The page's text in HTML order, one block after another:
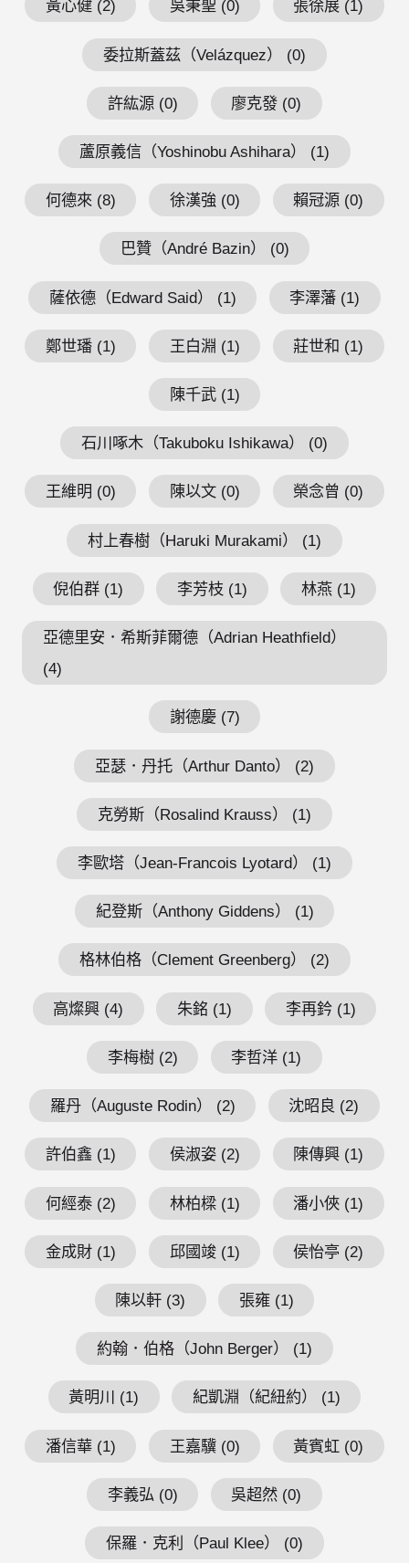
黃心健 (2) 吳秉聖 (0) 張徐展 (1)
委拉斯蓋茲（Velázquez） (0)
許紘源 (0) 廖克發 (0)
蘆原義信（Yoshinobu Ashihara） (1)
何德來 (8) 徐漢強 (0) 賴冠源 (0)
巴贊（André Bazin） (0)
薩依德（Edward Said） (1) 李澤藩 (1)
鄭世璠 (1) 王白淵 (1) 莊世和 (1)
陳千武 (1)
石川啄木（Takuboku Ishikawa） (0)
王維明 (0) 陳以文 (0) 榮念曾 (0)
村上春樹（Haruki Murakami） (1)
倪伯群 (1) 李芳枝 (1) 林燕 (1)
亞德里安．希斯菲爾德（Adrian Heathfield）
(4)
謝德慶 (7)
亞瑟．丹托（Arthur Danto） (2)
克勞斯（Rosalind Krauss） (1)
李歐塔（Jean-Francois Lyotard） (1)
紀登斯（Anthony Giddens） (1)
格林伯格（Clement Greenberg） (2)
高燦興 (4) 朱銘 (1) 李再鈐 (1)
李梅樹 (2) 李哲洋 (1)
羅丹（Auguste Rodin） (2) 沈昭良 (2)
許伯鑫 (1) 侯淑姿 (2) 陳傳興 (1)
何經泰 (2) 林柏樑 (1) 潘小俠 (1)
金成財 (1) 邱國竣 (1) 侯怡亭 (2)
陳以軒 (3) 張雍 (1)
約翰．伯格（John Berger） (1)
黃明川 (1) 紀凱淵（紀紐約） (1)
潘信華 (1) 王嘉驥 (0) 黃賓虹 (0)
李義弘 (0) 吳超然 (0)
保羅．克利（Paul Klee） (0)